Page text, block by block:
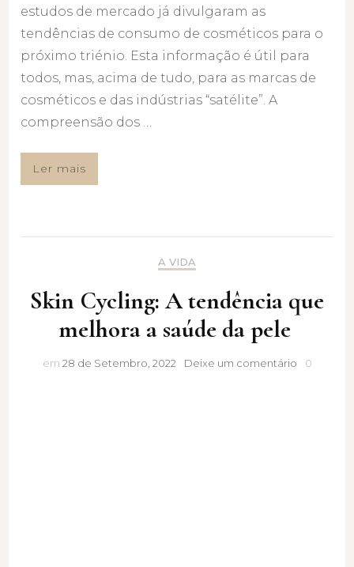
estudos de mercado já divulgaram as
tendências de consumo de cosméticos para o
próximo triénio. Esta informação é útil para
todos, mas, acima de tudo, para as marcas de
cosméticos e das indústrias “satélite”. A
compreensão dos …
Ler mais
A VIDA
Skin Cycling: A tendência que
melhora a saúde da pele
em 28 de Setembro, 2022 Deixe um comentárioSkin
0